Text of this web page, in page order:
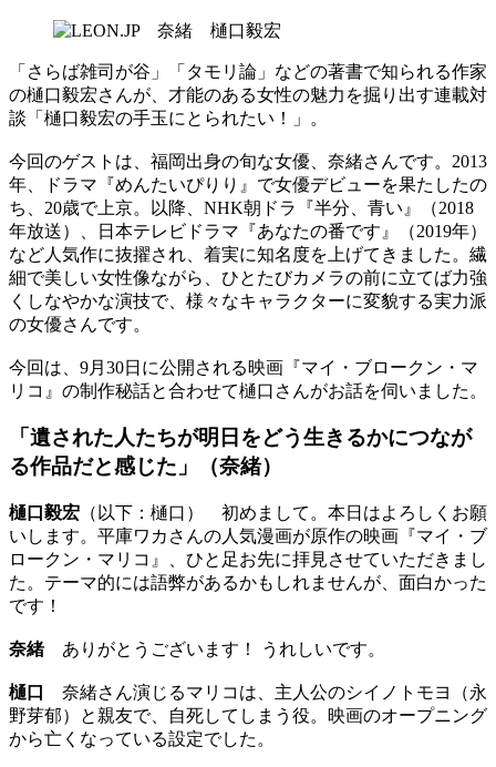
「さらば雑司が谷」「タモリ論」などの著書で知られる作家
の樋口毅宏さんが、才能のある女性の魅力を掘り出す連載対
談「樋口毅宏の手玉にとられたい！」。
今回のゲストは、福岡出身の旬な女優、奈緒さんです。2013
年、ドラマ『めんたいぴりり』で女優デビューを果たしたの
ち、20歳で上京。以降、NHK朝ドラ『半分、青い』（2018
年放送）、日本テレビドラマ『あなたの番です』（2019年）
など人気作に抜擢され、着実に知名度を上げてきました。繊
細で美しい女性像ながら、ひとたびカメラの前に立てば力強
くしなやかな演技で、様々なキャラクターに変貌する実力派
の女優さんです。
今回は、9月30日に公開される映画『マイ・ブロークン・マ
リコ』の制作秘話と合わせて樋口さんがお話を伺いました。
「遺された人たちが明日をどう生きるかにつなが
る作品だと感じた」（奈緒）
樋口毅宏 （以下：樋口） 初めまして。本日はよろしくお願
いします。平庫ワカさんの人気漫画が原作の映画『マイ・ブ
ロークン・マリコ』、ひと足お先に拝見させていただきまし
た。テーマ的には語弊があるかもしれませんが、面白かった
です！
奈緒ありがとうございます！ うれしいです。
樋口
奈緒さん演じるマリコは、主人公のシイノトモヨ（永
野芽郁）と親友で、自死してしまう役。映画のオープニング
から亡くなっている設定でした。